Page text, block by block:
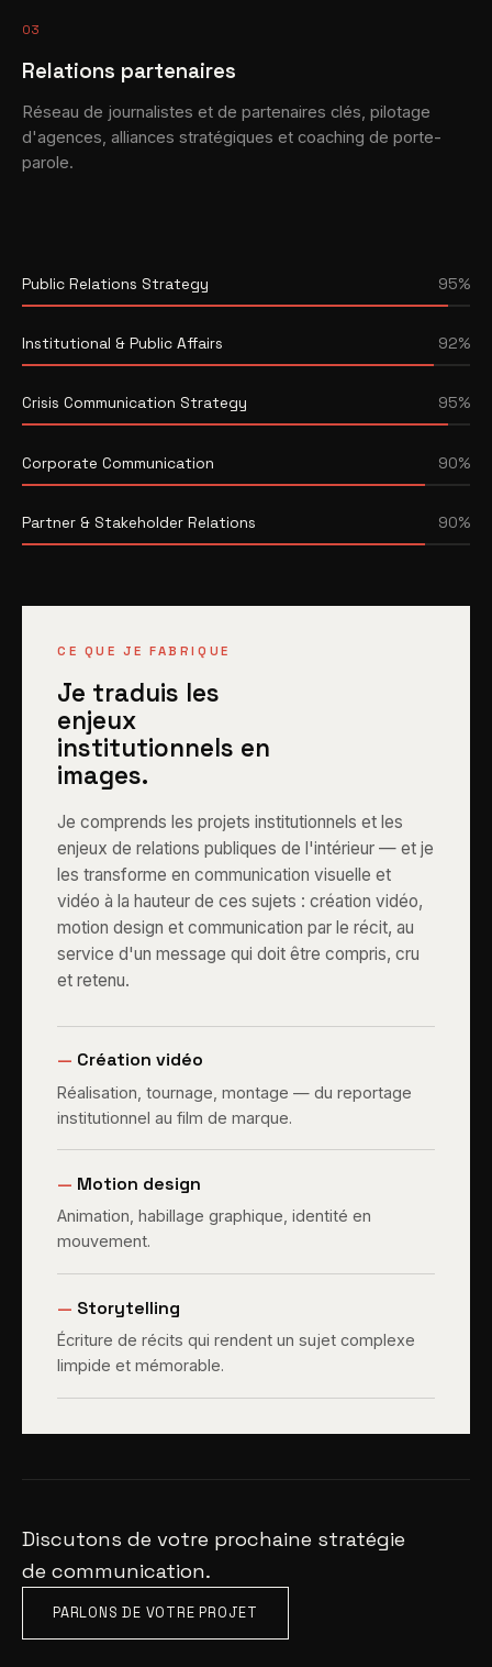
03
Relations partenaires
Réseau de journalistes et de partenaires clés, pilotage
d'agences, alliances stratégiques et coaching de porte-
parole.
Public Relations Strategy 95%
Institutional & Public Affairs 92%
Crisis Communication Strategy 95%
Corporate Communication 90%
Partner & Stakeholder Relations 90%
CE QUE JE FABRIQUE
Je traduis les
enjeux
institutionnels en
images.
Je comprends les projets institutionnels et les
enjeux de relations publiques de l'intérieur — et je
les transforme en communication visuelle et
vidéo à la hauteur de ces sujets : création vidéo,
motion design et communication par le récit, au
service d'un message qui doit être compris, cru
et retenu.
— Création vidéo
Réalisation, tournage, montage — du reportage
institutionnel au film de marque.
— Motion design
Animation, habillage graphique, identité en
mouvement.
— Storytelling
Écriture de récits qui rendent un sujet complexe
limpide et mémorable.
Discutons de votre prochaine stratégie
de communication.
PARLONS DE VOTRE PROJET